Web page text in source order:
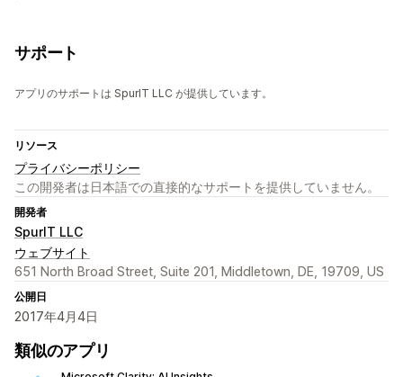
サポート
アプリのサポートは SpurIT LLC が提供しています。
リソース
プライバシーポリシー
この開発者は日本語での直接的なサポートを提供していません。
開発者
SpurIT LLC
ウェブサイト
651 North Broad Street, Suite 201, Middletown, DE, 19709, US
公開日
2017年4月4日
類似のアプリ